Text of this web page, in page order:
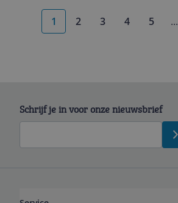
1 2 3 4 5 ...
Schrijf je in voor onze nieuwsbrief